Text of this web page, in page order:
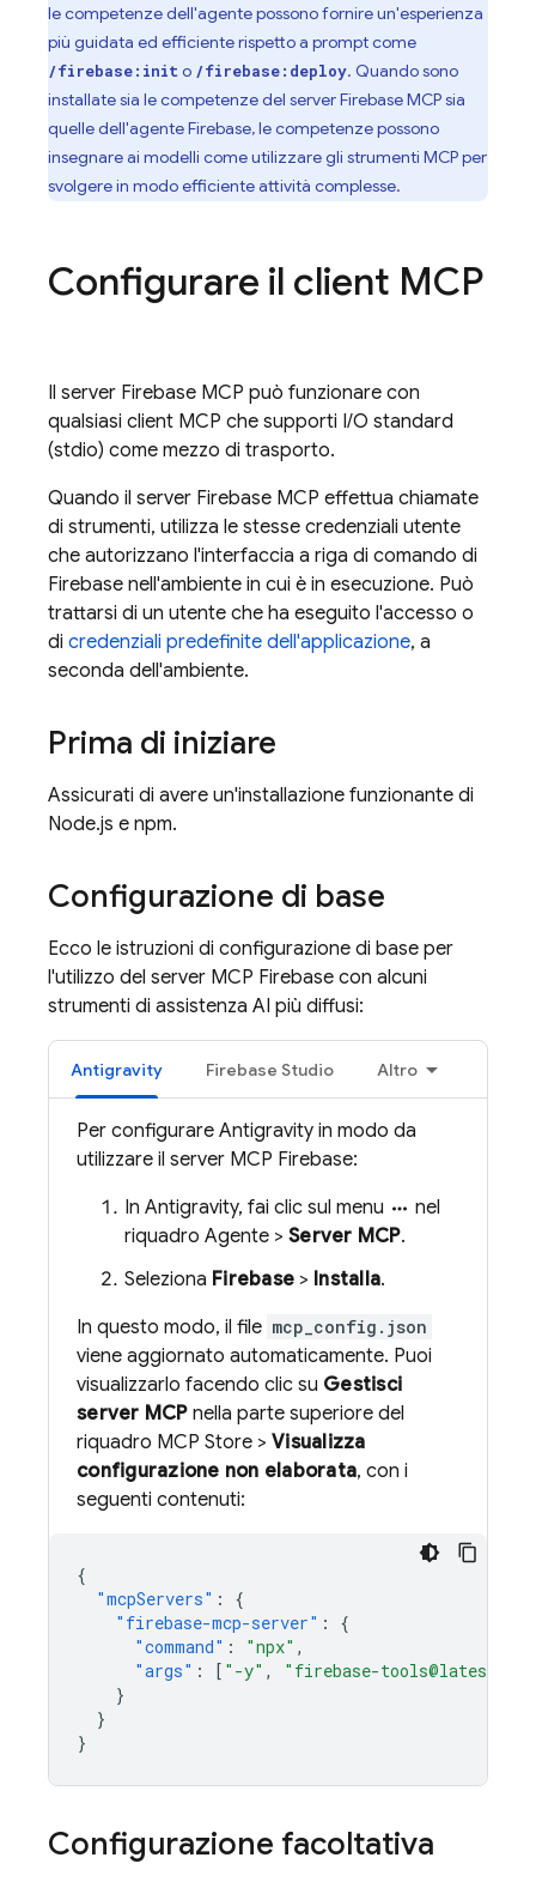
le competenze dell'agente possono fornire un'esperienza
più guidata ed efficiente rispetto a prompt come
/firebase:init o /firebase:deploy. Quando sono
installate sia le competenze del server Firebase MCP sia
quelle dell'agente Firebase, le competenze possono
insegnare ai modelli come utilizzare gli strumenti MCP per
svolgere in modo efficiente attività complesse.
Configurare il client MCP
Il server Firebase MCP può funzionare con
qualsiasi client MCP che supporti I/O standard
(stdio) come mezzo di trasporto.
Quando il server Firebase MCP effettua chiamate
di strumenti, utilizza le stesse credenziali utente
che autorizzano l'interfaccia a riga di comando di
Firebase nell'ambiente in cui è in esecuzione. Può
trattarsi di un utente che ha eseguito l'accesso o
di credenziali predefinite dell'applicazione, a
seconda dell'ambiente.
Prima di iniziare
Assicurati di avere un'installazione funzionante di
Node.js e npm.
Configurazione di base
Ecco le istruzioni di configurazione di base per
l'utilizzo del server MCP Firebase con alcuni
strumenti di assistenza AI più diffusi:
Antigravity Firebase Studio Altro
Per configurare Antigravity in modo da
utilizzare il server MCP Firebase:
In Antigravity, fai clic sul menu more_horiz nel
riquadro Agente > Server MCP.
Seleziona Firebase > Installa.
In questo modo, il file mcp_config.json
viene aggiornato automaticamente. Puoi
visualizzarlo facendo clic su Gestisci
server MCPnella parte superiore del
riquadro MCP Store > Visualizza
configurazione non elaborata, con i
seguenti contenuti:
{
"mcpServers" :
{
"firebase-mcp-server" :
{
"command" : "npx" ,
"args" : [ "-y" , "firebase-tools@latest"
}
}
}
Configurazione facoltativa